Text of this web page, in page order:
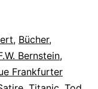
, Bücher,
Bernstein,
Frankfurter